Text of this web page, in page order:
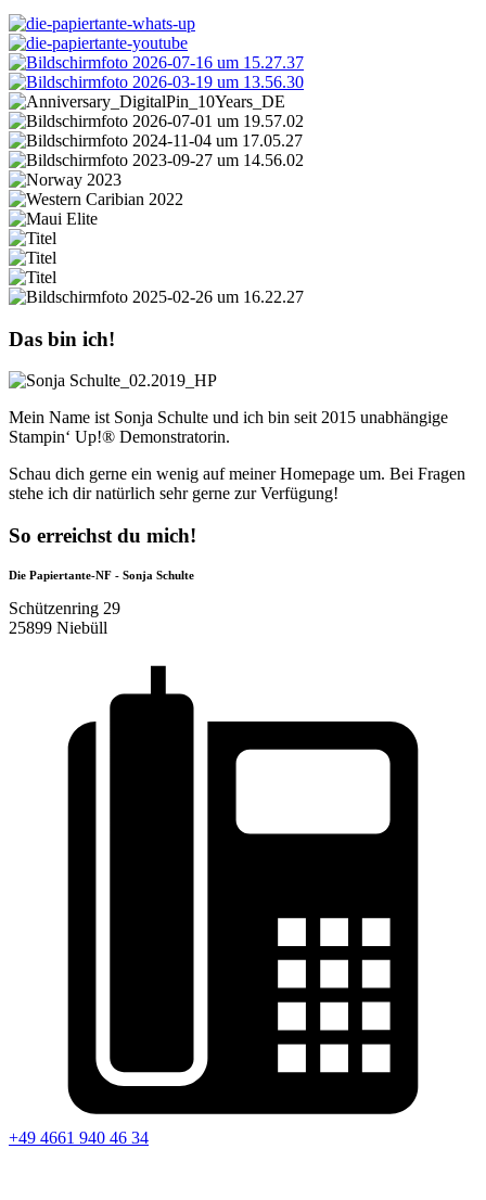
Das bin ich!
Mein Name ist Sonja Schulte und ich bin seit 2015 unabhängige
Stampin‘ Up!® Demonstratorin.
Schau dich gerne ein wenig auf meiner Homepage um. Bei Fragen
stehe ich dir natürlich sehr gerne zur Verfügung!
So erreichst du mich!
Die Papiertante-NF - Sonja Schulte
Schützenring 29
25899 Niebüll
+49 4661 940 46 34